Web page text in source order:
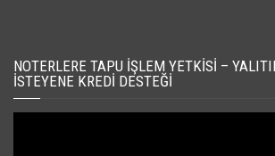
NOTERLERE TAPU İŞLEM YETKISI –
İSTEYENE KREDI DESTEĞI